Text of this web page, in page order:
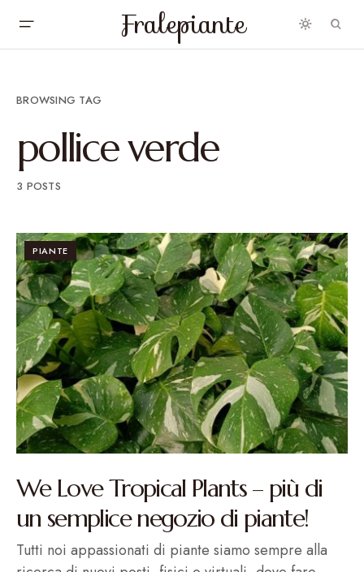
Fralepiante
BROWSING TAG
pollice verde
3 POSTS
PIANTE
We Love Tropical Plants – più di
un semplice negozio di piante!
Tutti noi appassionati di piante siamo sempre alla